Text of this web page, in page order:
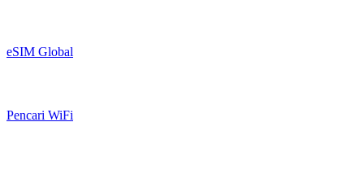
eSIM Global
Pencari WiFi